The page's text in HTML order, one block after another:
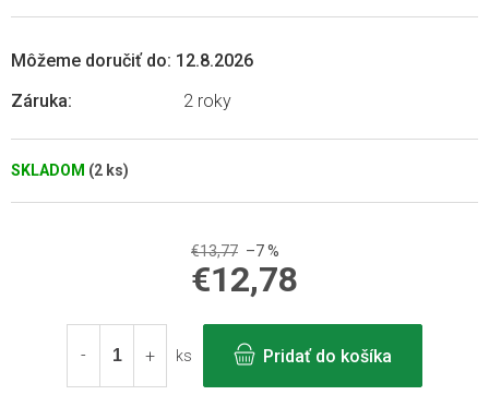
SKLADOM (2 ks)
Môžeme doručiť do: 12.8.2026
Záruka: 2 roky
€13,77 –7 %
€12,78
cena:
ks
Pridať do košíka